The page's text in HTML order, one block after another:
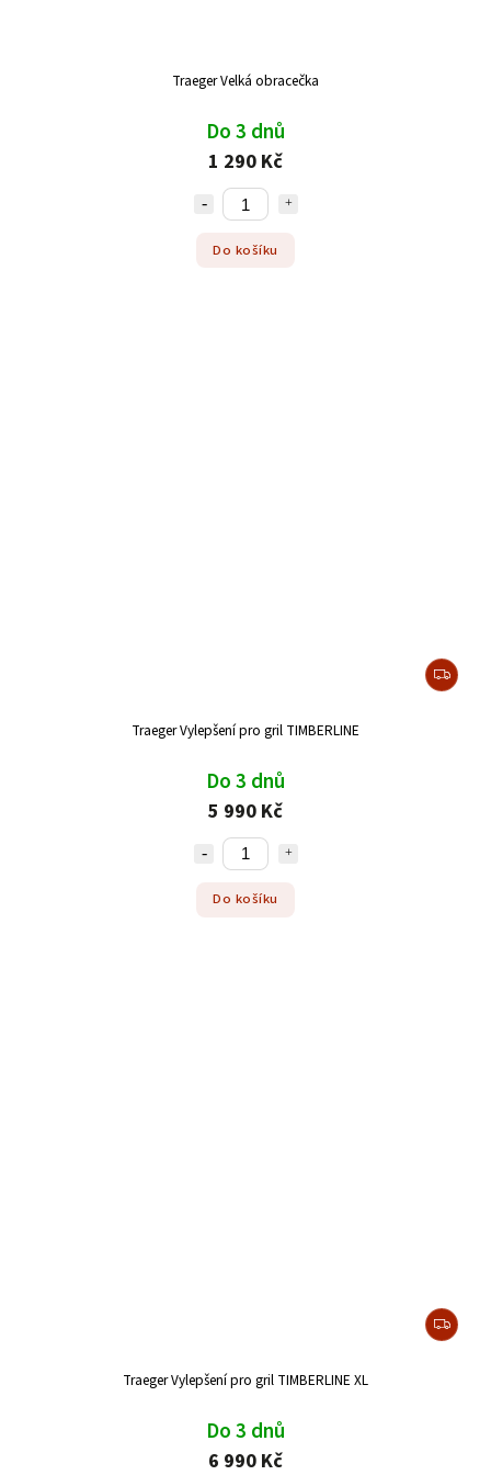
Traeger Velká obracečka
Do 3 dnů
1 290 Kč
Do košíku
Traeger Vylepšení pro gril TIMBERLINE
Do 3 dnů
5 990 Kč
Do košíku
Traeger Vylepšení pro gril TIMBERLINE XL
Do 3 dnů
6 990 Kč